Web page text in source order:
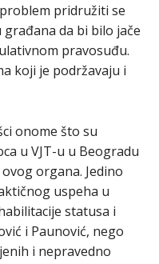
pridružiti se
da bi bilo jače
pravosuđu.
koji je podržavaju i
onome što su
u VJT-u u Beogradu
organa. Jedino
uspeha u
statusa i
i Paunović, nego
i nepravedno